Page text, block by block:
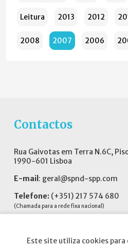
Este site utiliza cookies para
Leitura 2013 2012
2008 2007 2006
Contactos
Rua Gaivotas em Terra N.6C,
1990-601 Lisboa
E-mail : geral@spnd-spp.com
Telefone: (+351) 217 574 680
(Chamada para a rede fixa nacional)
Siga-nos no